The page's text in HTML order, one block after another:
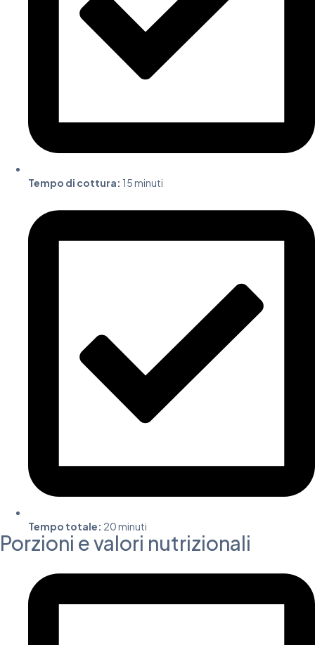
Tempo di cottura: 15 minuti
Tempo totale: 20 minuti
Porzioni e valori nutrizionali